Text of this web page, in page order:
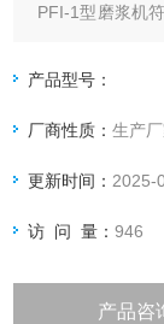
PFI-1型磨浆机
验标准。
产品型号：
厂商性质：生产
更新时间： 2025-
访 问 量：946
产品咨